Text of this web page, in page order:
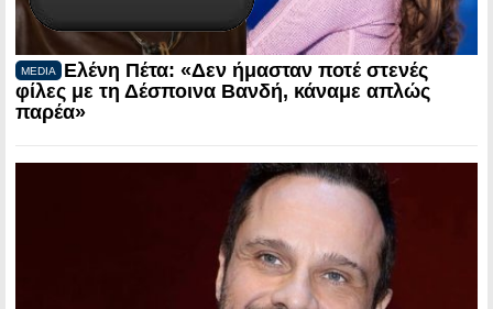
MEDIA
Ελένη Πέτα: «Δεν ήμασταν ποτέ στενές
φίλες με τη Δέσποινα Βανδή, κάναμε απλώς
παρέα»